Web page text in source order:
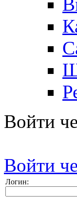
Войти
Войти
Логин: